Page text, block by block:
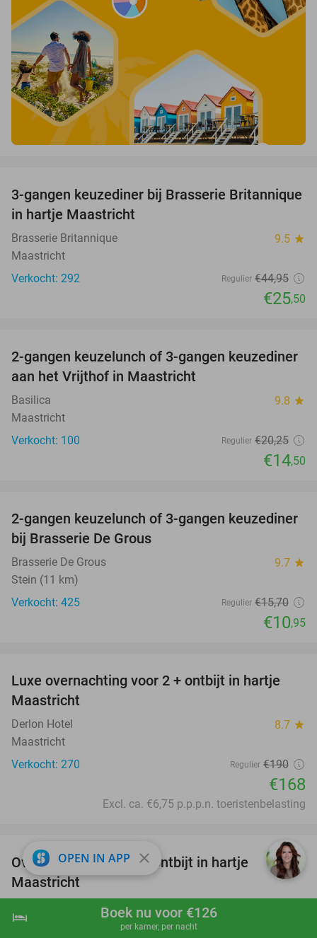
shopping_cart Boek nu
hotel Boek nu voor €126
per kamer, per nacht
43%
3-gangen keuzediner bij Brasserie Britannique
in hartje Maastricht
Brasserie Britannique 9.5 star
Maastricht
Verkocht: 292
Regulier €44,95
€25,50
28%
2-gangen keuzelunch of 3-gangen keuzediner
aan het Vrijthof in Maastricht
Basilica 9.8 star
Maastricht
Verkocht: 100
Regulier €20,25
€14,50
30%
2-gangen keuzelunch of 3-gangen keuzediner
bij Brasserie De Grous
Brasserie De Grous 9.7 star
Stein (11 km)
Verkocht: 425
Regulier €15,70
€10,95
12%
Luxe overnachting voor 2 + ontbijt in hartje
Maastricht
Derlon Hotel 8.7 star
Maastricht
Verkocht: 270
Regulier €190
€168
Excl. ca. €6,75 p.p.p.n. toeristenbelasting
Overnachting voor 2 + ontbijt in hartje
Maastricht
Leonardo Boutique Hotel Maastricht City Center
Maastricht
OPEN IN APP close